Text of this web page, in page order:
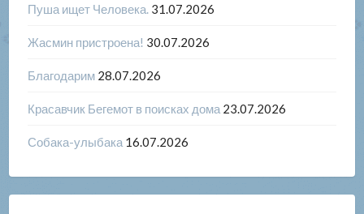
Пуша ищет Человека. 31.07.2026
Жасмин пристроена! 30.07.2026
Благодарим 28.07.2026
Красавчик Бегемот в поисках дома 23.07.2026
Собака-улыбака 16.07.2026